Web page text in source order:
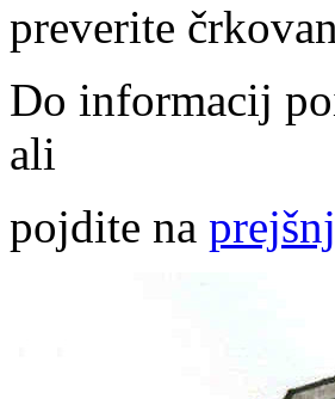
preverite
Do informacij
ali
pojdite na